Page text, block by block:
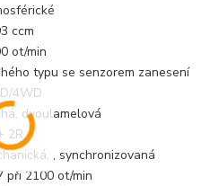
ccm
ot/min
typu se senzorem zanesení
4WD
dvoulamelová
2R
, synchronizovaná
při 2100 ot/min